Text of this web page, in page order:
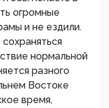
огромные
и не ездили.
нормальной
разного
Востоке
время,